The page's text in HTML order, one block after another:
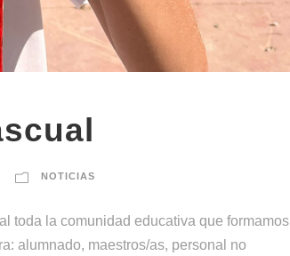
NOTICIAS
toda la comunidad educativa que formamos
alumnado, maestros/as, personal no